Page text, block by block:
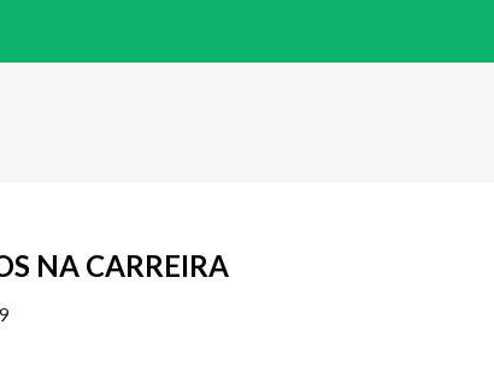
NA CARREIRA